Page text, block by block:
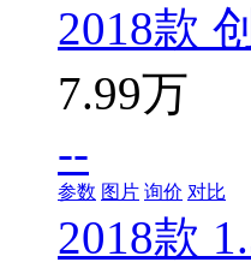
2018款
7.99万
--
参数 图片 询价 对比
2018款